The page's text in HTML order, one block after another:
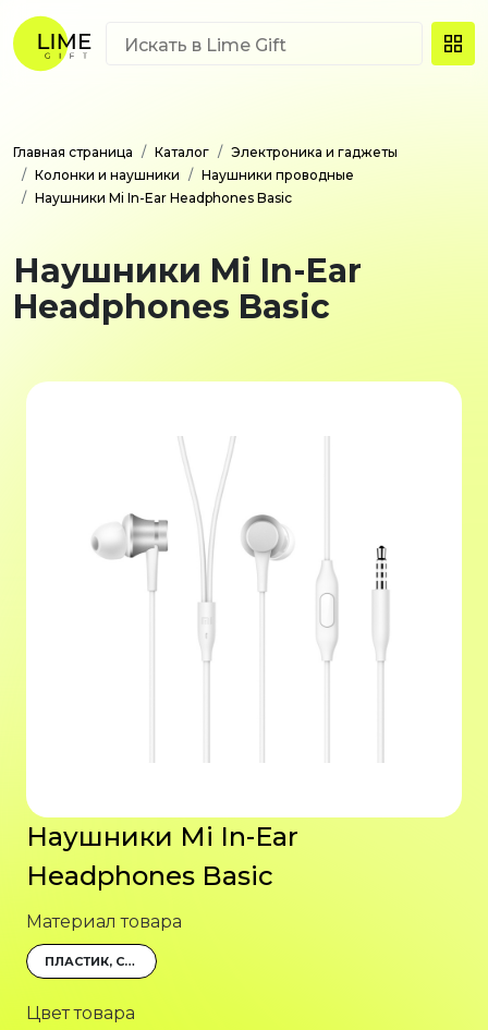
Главная страница Каталог
Электроника и гаджеты
Колонки и наушники
Наушники проводные
Наушники Mi In-Ear Headphones Basic
Наушники Mi In-Ear
Headphones Basic
Наушники Mi In-Ear
Headphones Basic
Материал товара
ПЛАСТИК, СИЛИКОН
Цвет товара